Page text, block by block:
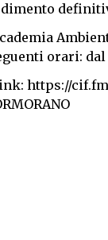
orari: dal
https://